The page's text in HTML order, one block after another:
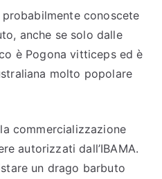
conoscete
anche se solo dalle
è Pogona vitticeps ed è
molto popolare
commercializzazione
autorizzati dall’IBAMA.
un drago barbuto